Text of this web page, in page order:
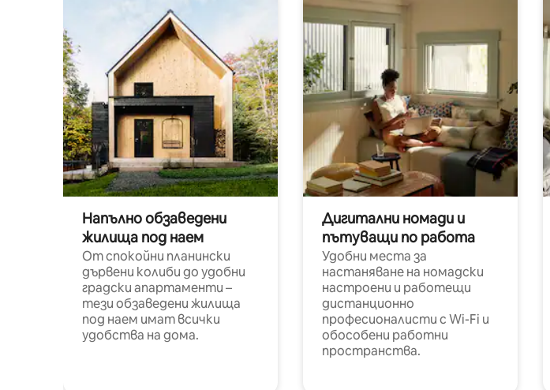
Напълно обзаведени
жилища под наем
От спокойни планински
дървени колиби до удобни
градски апартаменти –
тези обзаведени жилища
под наем имат всички
удобства на дома.
Дигитални номади и
пътуващи по работа
Удобни места за
настаняване на номадски
настроени и работещи
дистанционно
професионалисти с Wi-Fi и
обособени работни
пространства.